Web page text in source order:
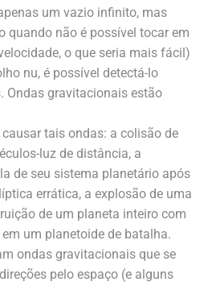
um vazio infinito, mas
quando não é possível tocar em
o que seria mais fácil)
nu, é possível detectá-lo
Ondas gravitacionais estão
tais ondas: a colisão de
luz de distância, a
de seu sistema planetário após
errática, a explosão de uma
de um planeta inteiro com
um planetoide de batalha.
ondas gravitacionais que se
pelo espaço (e alguns